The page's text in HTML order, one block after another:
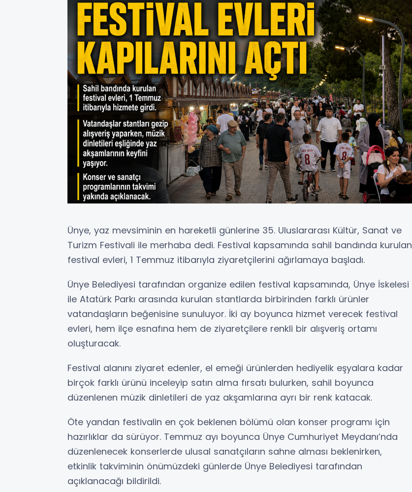
Ünye, yaz mevsiminin en hareketli günlerine 35. Uluslararası Kültür, Sanat ve
Turizm Festivali ile merhaba dedi. Festival kapsamında sahil bandında kurulan
festival evleri, 1 Temmuz itibarıyla ziyaretçilerini ağırlamaya başladı.
Ünye Belediyesi tarafından organize edilen festival kapsamında, Ünye İskelesi
ile Atatürk Parkı arasında kurulan stantlarda birbirinden farklı ürünler
vatandaşların beğenisine sunuluyor. İki ay boyunca hizmet verecek festival
evleri, hem ilçe esnafına hem de ziyaretçilere renkli bir alışveriş ortamı
oluşturacak.
Festival alanını ziyaret edenler, el emeği ürünlerden hediyelik eşyalara kadar
birçok farklı ürünü inceleyip satın alma fırsatı bulurken, sahil boyunca
düzenlenen müzik dinletileri de yaz akşamlarına ayrı bir renk katacak.
Öte yandan festivalin en çok beklenen bölümü olan konser programı için
hazırlıklar da sürüyor. Temmuz ayı boyunca Ünye Cumhuriyet Meydanı’nda
düzenlenecek konserlerde ulusal sanatçıların sahne alması beklenirken,
etkinlik takviminin önümüzdeki günlerde Ünye Belediyesi tarafından
açıklanacağı bildirildi.